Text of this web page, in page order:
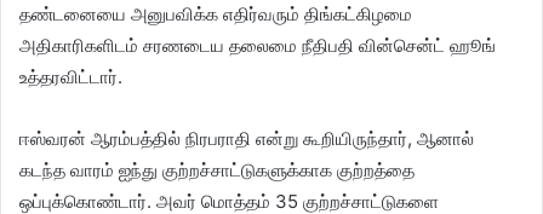
தண்டனையை அனுபவிக்க எதிர்வரும் திங்கட்கிழமை
அதிகாரிகளிடம் சரணடைய தலைமை நீதிபதி வின்சென்ட் ஹூங்
உத்தரவிட்டார்.
ஈஸ்வரன் ஆரம்பத்தில் நிரபராதி என்று கூறியிருந்தார், ஆனால்
கடந்த வாரம் ஐந்து குற்றச்சாட்டுகளுக்காக குற்றத்தை
ஒப்புக்கொண்டார். அவர் மொத்தம் 35 குற்றச்சாட்டுகளை